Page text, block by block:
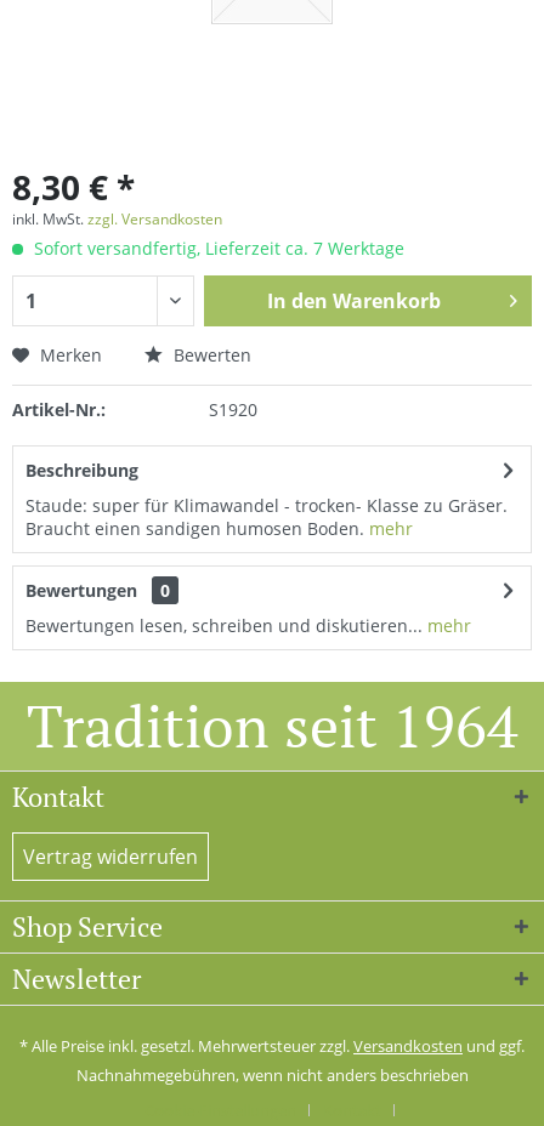
8,30 € *
inkl. MwSt.zzgl. Versandkosten
Sofort versandfertig, Lieferzeit ca. 7 Werktage
In den Warenkorb
Merken Bewerten
Artikel-Nr.: S1920
Beschreibung
Staude: super für Klimawandel - trocken- Klasse zu Gräser.
Braucht einen sandigen humosen Boden. mehr
Bewertungen
0
Bewertungen lesen, schreiben und diskutieren... mehr
Tradition seit 1964
Kontakt
Vertrag widerrufen
Shop Service
Newsletter
* Alle Preise inkl. gesetzl. Mehrwertsteuer zzgl.Versandkosten und ggf.
Nachnahmegebühren, wenn nicht anders beschrieben